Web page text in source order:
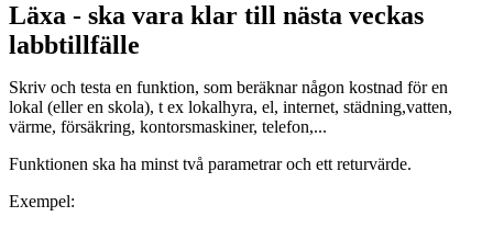
Läxa - ska vara klar till nästa veckas
labbtillfälle
Skriv och testa en funktion, som beräknar någon kostnad för en
lokal (eller en skola), t ex lokalhyra, el, internet, städning,vatten,
värme, försäkring, kontorsmaskiner, telefon,...
Funktionen ska ha minst två parametrar och ett returvärde.
Exempel: